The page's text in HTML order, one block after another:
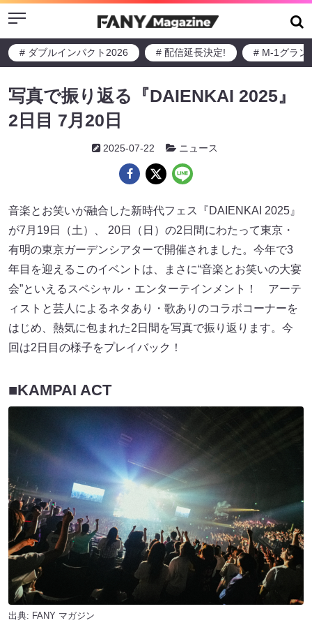
Menu
# ダブルインパクト2026 # 配信延長決定! # M-1グラン
写真で振り返る『DAIENKAI 2025』
2日目 7月20日
2025-07-22 ニュース
音楽とお笑いが融合した新時代フェス『DAIENKAI 2025』
が7月19日（土）、 20日（日）の2日間にわたって東京・
有明の東京ガーデンシアターで開催されました。今年で3
年目を迎えるこのイベントは、まさに“音楽とお笑いの大宴
会”といえるスペシャル・エンターテインメント！ アーテ
ィストと芸人によるネタあり・歌ありのコラボコーナーを
はじめ、熱気に包まれた2日間を写真で振り返ります。今
回は2日目の様子をプレイバック！
■KAMPAI ACT
出典: FANY マガジン